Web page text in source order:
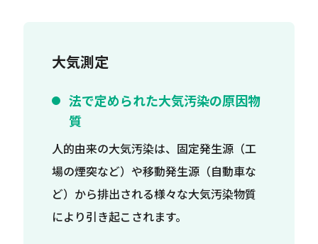
大気測定
法で定められた大気汚染の原因物
質
人的由来の大気汚染は、固定発生源（工
場の煙突など）や移動発生源（自動車な
ど）から排出される様々な大気汚染物質
により引き起こされます。